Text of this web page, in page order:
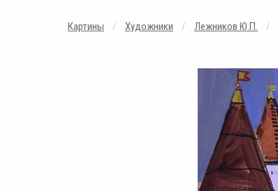
Картины Художники Лежников Ю.П.